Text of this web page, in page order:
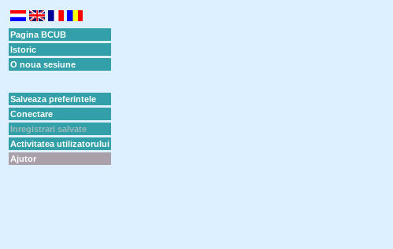
Pagina BCUB
Istoric
O noua sesiune
Salveaza preferintele
Conectare
Inregistrari salvate
Activitatea utilizatorului
Ajutor